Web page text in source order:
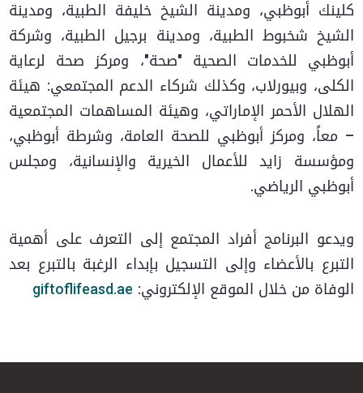
كلينك أبوظبي، ومدينة الشيخ خليفة الطبية، ومدينة
الشيخ شخبوط الطبية، ومدينة برجيل الطبية، وشركة
أبوظبي للخدمات الصحية "صحة"، ومركز صحة لرعاية
الكلى، وبيورلاب، وكذلك شركاء الدعم المجتمعي: هيئة
الهلال الأحمر الإماراتي، وهيئة المساهمات المجتمعية
– معاً، ومركز أبوظبي للصحة العامة، وشرطة أبوظبي،
ومؤسسة زايد للأعمال الخيرية والإنسانية، ومجلس
أبوظبي الرياضي.
ويدعو البرنامج أفراد المجتمع إلى التعرف على أهمية
التبرع بالأعضاء وإلى التسجيل بإبداء الرغبة بالتبرع بعد
الوفاة من خلال الموقع الإلكتروني: giftoflifeasd.ae